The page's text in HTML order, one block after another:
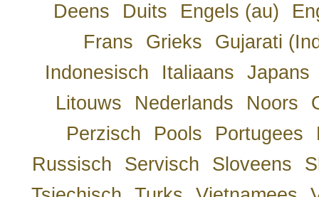
Deens
Duits Engels (au)
Frans
Grieks
Gujarati
Indonesisch
Italiaans
Japans
Litouws
Nederlands Noors
Perzisch
Pools Portugees
Russisch
Servisch Sloveens